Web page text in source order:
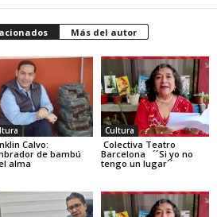
Más del autor
Calvo:
de bambú
alma
Cultura
Colectiva Teatro
Barcelona ´´Si yo no
tengo un lugar´´